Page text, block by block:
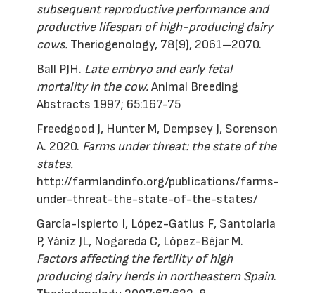
subsequent reproductive performance and
productive lifespan of high-producing dairy
cows. Theriogenology, 78(9), 2061–2070.
Ball PJH. Late embryo and early fetal
mortality in the cow.Animal Breeding
Abstracts 1997; 65:167-75
Freedgood J, Hunter M, Dempsey J, Sorenson
A. 2020. Farms under threat: the state of the
states.
http://farmlandinfo.org/publications/farms-
under-threat-the-state-of-the-states/
García-Ispierto I, López-Gatius F, Santolaria
P, Yániz JL, Nogareda C, López-Béjar M.
Factors affecting the fertility of high
producing dairy herds in northeastern Spain.